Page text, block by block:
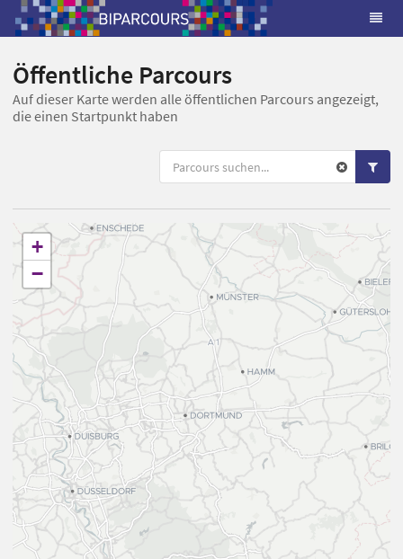
Öffentliche Parcours
Auf dieser Karte werden alle öffentlichen Parcours angezeigt,
die einen Startpunkt haben
+
−